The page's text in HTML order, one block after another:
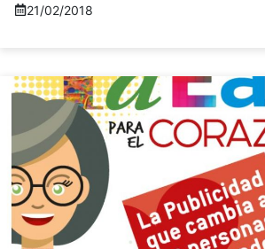
21/02/2018